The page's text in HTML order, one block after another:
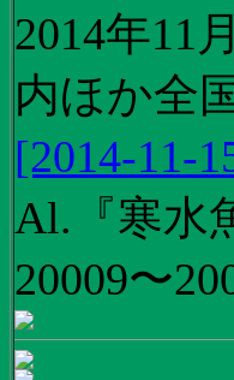
2014年11
内ほか全
[2014-11-
Al.『寒水
20009〜